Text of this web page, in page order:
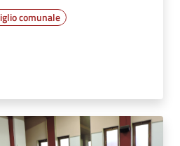
comunale